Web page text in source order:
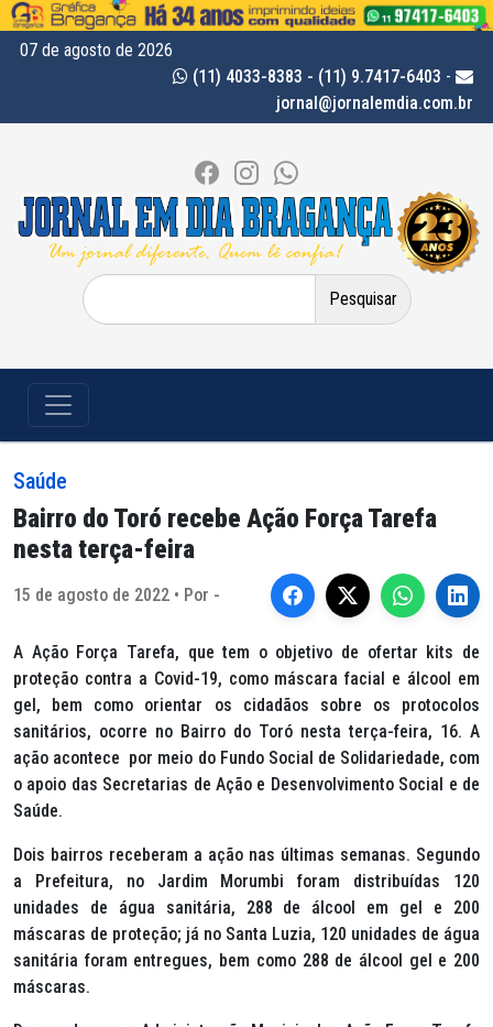
07 de agosto de 2026
(11) 4033-8383 - (11) 9.7417-6403 -
jornal@jornalemdia.com.br
Pesquisar
por:
Saúde
Bairro do Toró recebe Ação Força Tarefa
nesta terça-feira
15 de agosto de 2022 • Por -
A Ação Força Tarefa, que tem o objetivo de ofertar kits de
proteção contra a Covid-19, como máscara facial e álcool em
gel, bem como orientar os cidadãos sobre os protocolos
sanitários, ocorre no Bairro do Toró nesta terça-feira, 16. A
ação acontece por meio do Fundo Social de Solidariedade, com
o apoio das Secretarias de Ação e Desenvolvimento Social e de
Saúde.
Dois bairros receberam a ação nas últimas semanas. Segundo
a Prefeitura, no Jardim Morumbi foram distribuídas 120
unidades de água sanitária, 288 de álcool em gel e 200
máscaras de proteção; já no Santa Luzia, 120 unidades de água
sanitária foram entregues, bem como 288 de álcool gel e 200
máscaras.